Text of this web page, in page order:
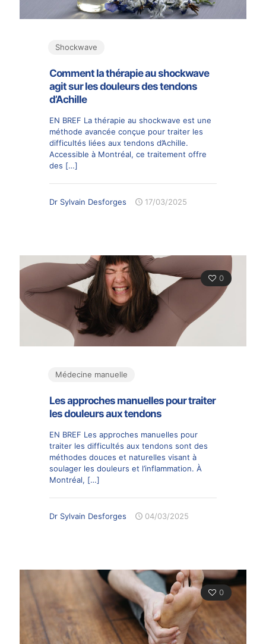
Shockwave
Comment la thérapie au shockwave
agit sur les douleurs des tendons
d’Achille
EN BREF La thérapie au shockwave est une
méthode avancée conçue pour traiter les
difficultés liées aux tendons d’Achille.
Accessible à Montréal, ce traitement offre
des […]
Dr Sylvain Desforges 17/03/2025
0
Médecine manuelle
Les approches manuelles pour traiter
les douleurs aux tendons
EN BREF Les approches manuelles pour
traiter les difficultés aux tendons sont des
méthodes douces et naturelles visant à
soulager les douleurs et l’inflammation. À
Montréal, […]
Dr Sylvain Desforges 04/03/2025
0